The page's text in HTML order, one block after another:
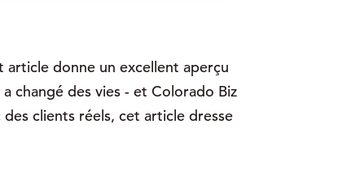
donne un excellent aperçu
changé des vies - et Colorado Biz
clients réels, cet article dresse